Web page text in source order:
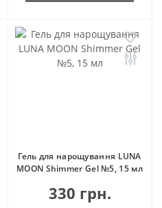
Гель для нарощування LUNA
MOON Shimmer Gel №5, 15 мл
330 грн.